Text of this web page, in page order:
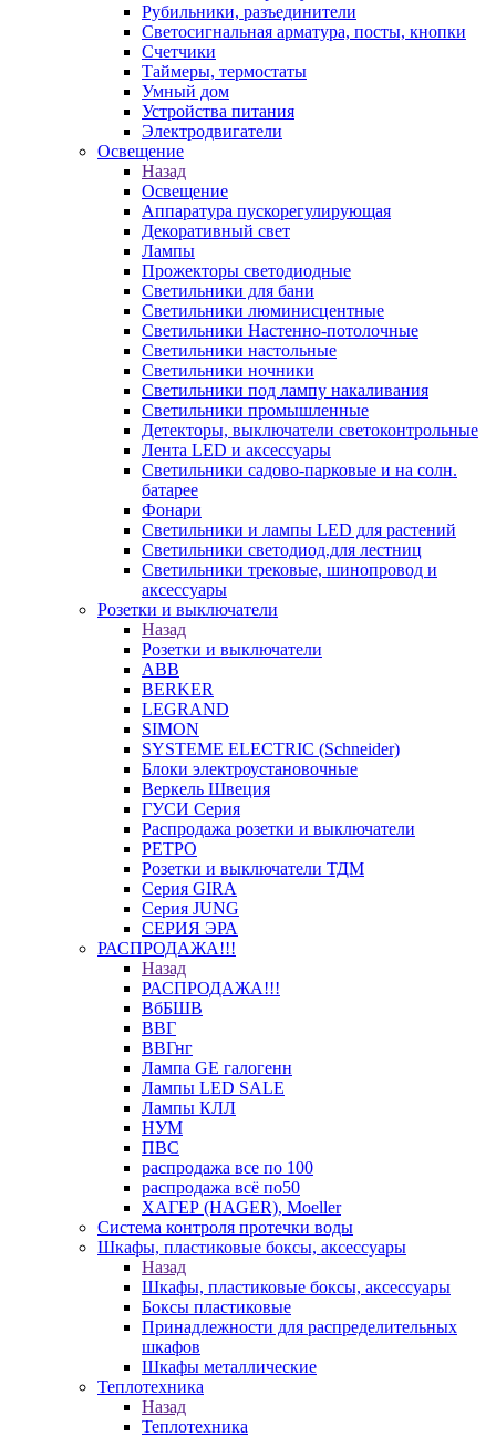
Рубильники, разъединители
Светосигнальная арматура, посты, кнопки
Счетчики
Таймеры, термостаты
Умный дом
Устройства питания
Электродвигатели
Освещение
Назад
Освещение
Аппаратура пускорегулирующая
Декоративный свет
Лампы
Прожекторы светодиодные
Светильники для бани
Светильники люминисцентные
Светильники Настенно-потолочные
Светильники настольные
Светильники ночники
Светильники под лампу накаливания
Светильники промышленные
Детекторы, выключатели светоконтрольные
Лента LED и аксессуары
Светильники садово-парковые и на солн.
батарее
Фонари
Светильники и лампы LED для растений
Светильники светодиод.для лестниц
Светильники трековые, шинопровод и
аксессуары
Розетки и выключатели
Назад
Розетки и выключатели
ABB
BERKER
LEGRAND
SIMON
SYSTEME ELECTRIC (Schneider)
Блоки электроустановочные
Веркель Швеция
ГУСИ Серия
Распродажа розетки и выключатели
РЕТРО
Розетки и выключатели ТДМ
Серия GIRA
Серия JUNG
СЕРИЯ ЭРА
РАСПРОДАЖА!!!
Назад
РАСПРОДАЖА!!!
ВбБШВ
ВВГ
ВВГнг
Лампа GE галогенн
Лампы LED SALE
Лампы КЛЛ
НУМ
ПВС
распродажа все по 100
распродажа всё по50
ХАГЕР (HAGER), Moeller
Система контроля протечки воды
Шкафы, пластиковые боксы, аксессуары
Назад
Шкафы, пластиковые боксы, аксессуары
Боксы пластиковые
Принадлежности для распределительных
шкафов
Шкафы металлические
Теплотехника
Назад
Теплотехника